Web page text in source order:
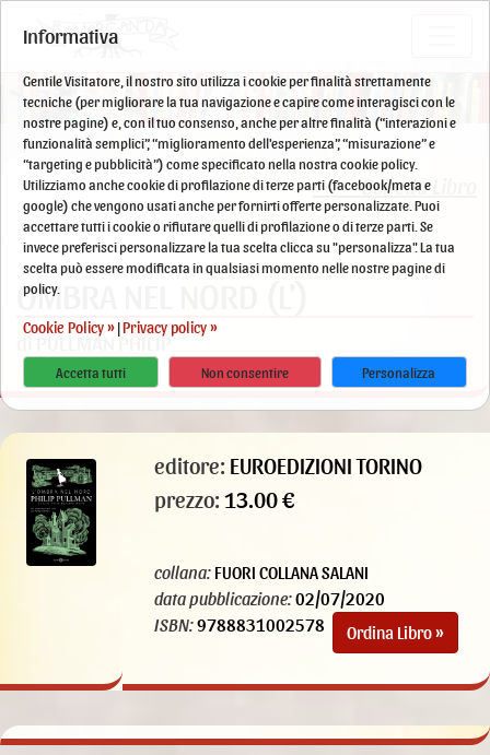
Scheda Libro
OMBRA NEL NORD (L')
di PULLMAN PHILIP
editore: EUROEDIZIONI TORINO
prezzo: 13.00 €
collana: FUORI COLLANA SALANI
data pubblicazione:02/07/2020
ISBN:9788831002578 Ordina Libro »
Informativa
Gentile Visitatore, il nostro sito utilizza i cookie per finalità strettamente
tecniche (per migliorare la tua navigazione e capire come interagisci con le
nostre pagine) e, con il tuo consenso, anche per altre finalità (“interazioni e
funzionalità semplici”, “miglioramento dell'esperienza”, “misurazione” e
“targeting e pubblicità”) come specificato nella nostra cookie policy.
Utilizziamo anche cookie di profilazione di terze parti (facebook/meta e
google) che vengono usati anche per fornirti offerte personalizzate. Puoi
accettare tutti i cookie o rifiutare quelli di profilazione o di terze parti. Se
invece preferisci personalizzare la tua scelta clicca su "personalizza". La tua
scelta può essere modificata in qualsiasi momento nelle nostre pagine di
policy.
Cookie Policy » |Privacy policy »
Accetta tutti Non consentire Personalizza